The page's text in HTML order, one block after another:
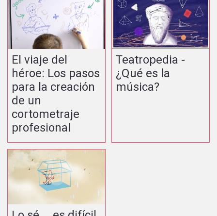
El viaje del
héroe: Los pasos
para la creación
de un
cortometraje
profesional
Teatropedia -
¿Qué es la
música?